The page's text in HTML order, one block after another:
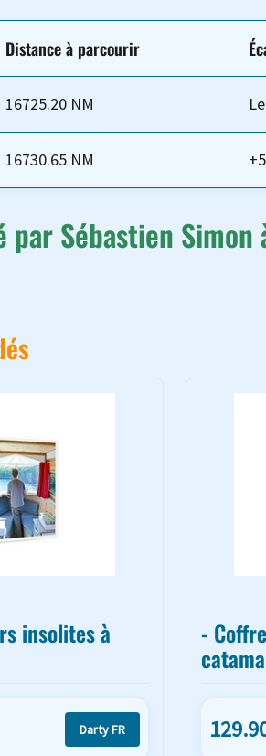
Distance à parcourir
16725.20 NM
16730.65 NM
par Sébastien
insolites à
Darty FR
-